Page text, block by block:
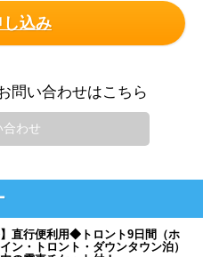
込み
問い合わせはこちら
合わせ
】直行便利用◆トロント9日間（ホ
ン・トロント・ダウンタウン泊）